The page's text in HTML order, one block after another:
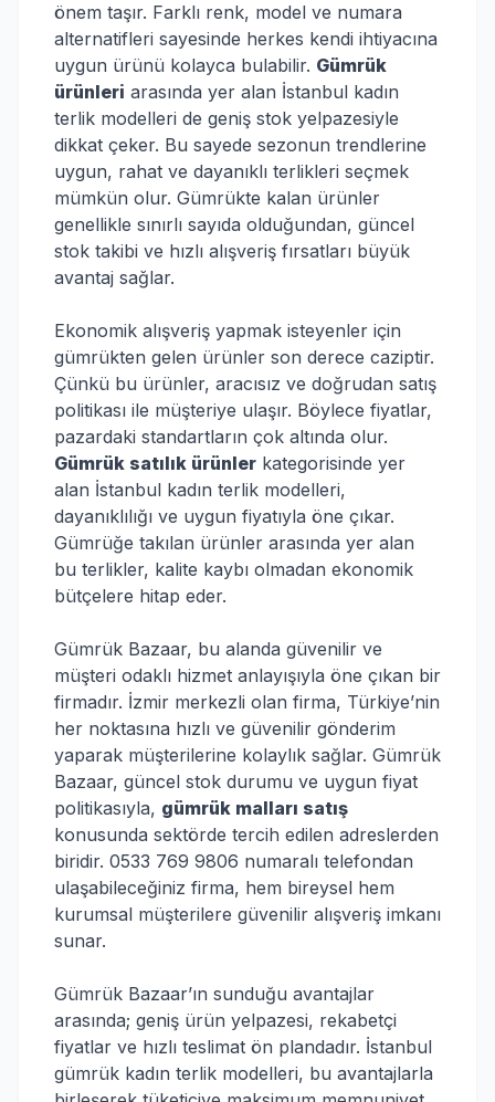
önem taşır. Farklı renk, model ve numara
alternatifleri sayesinde herkes kendi ihtiyacına
uygun ürünü kolayca bulabilir. Gümrük
ürünleri arasında yer alan İstanbul kadın
terlik modelleri de geniş stok yelpazesiyle
dikkat çeker. Bu sayede sezonun trendlerine
uygun, rahat ve dayanıklı terlikleri seçmek
mümkün olur. Gümrükte kalan ürünler
genellikle sınırlı sayıda olduğundan, güncel
stok takibi ve hızlı alışveriş fırsatları büyük
avantaj sağlar.
Ekonomik alışveriş yapmak isteyenler için
gümrükten gelen ürünler son derece caziptir.
Çünkü bu ürünler, aracısız ve doğrudan satış
politikası ile müşteriye ulaşır. Böylece fiyatlar,
pazardaki standartların çok altında olur.
Gümrük satılık ürünler kategorisinde yer
alan İstanbul kadın terlik modelleri,
dayanıklılığı ve uygun fiyatıyla öne çıkar.
Gümrüğe takılan ürünler arasında yer alan
bu terlikler, kalite kaybı olmadan ekonomik
bütçelere hitap eder.
Gümrük Bazaar, bu alanda güvenilir ve
müşteri odaklı hizmet anlayışıyla öne çıkan bir
firmadır. İzmir merkezli olan firma, Türkiye’nin
her noktasına hızlı ve güvenilir gönderim
yaparak müşterilerine kolaylık sağlar. Gümrük
Bazaar, güncel stok durumu ve uygun fiyat
politikasıyla, gümrük malları satış
konusunda sektörde tercih edilen adreslerden
biridir. 0533 769 9806 numaralı telefondan
ulaşabileceğiniz firma, hem bireysel hem
kurumsal müşterilere güvenilir alışveriş imkanı
sunar.
Gümrük Bazaar’ın sunduğu avantajlar
arasında; geniş ürün yelpazesi, rekabetçi
fiyatlar ve hızlı teslimat ön plandadır. İstanbul
gümrük kadın terlik modelleri, bu avantajlarla